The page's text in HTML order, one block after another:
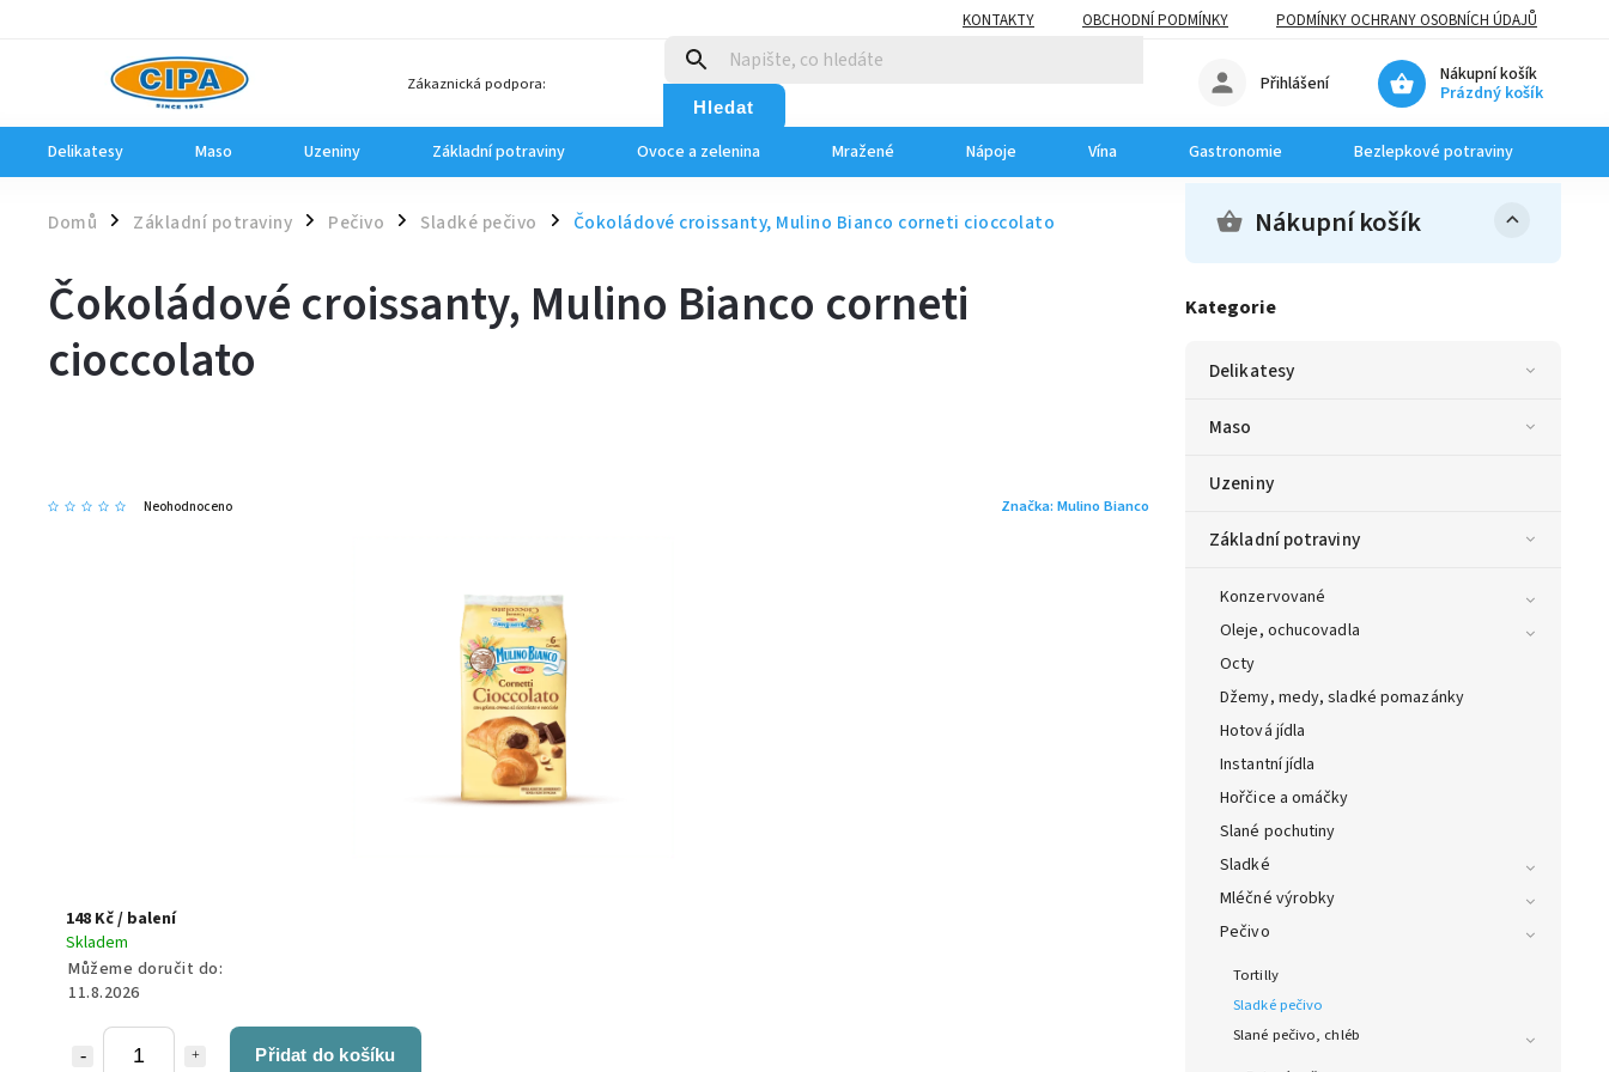
KONTAKTY OBCHODNÍ PODMÍNKY PODMÍNKY OCHRANY OSOBNÍCH ÚDAJŮ
Zákaznická podpora:
Hledat
Nákupní košík
Prázdný košík
Přihlášení
Delikatesy Maso Uzeniny Základní potraviny Ovoce a zelenina Mražené Nápoje Vína Gastronomie Bezlepkové potraviny
Domů / Základní potraviny / Pečivo / Sladké pečivo / Čokoládové croissanty, Mulino Bianco corneti cioccolato Nákupní košík
Kategorie
Delikatesy
Maso
Uzeniny
Základní potraviny
Konzervované
Oleje, ochucovadla
Octy
Džemy, medy, sladké pomazánky
Hotová jídla
Instantní jídla
Hořčice a omáčky
Slané pochutiny
Sladké
Mléčné výrobky
Pečivo
Tortilly
Sladké pečivo
Slané pečivo, chléb
Čokoládové croissanty, Mulino Bianco corneti
cioccolato
Neohodnoceno Značka: Mulino Bianco
148 Kč/ balení
Skladem
Můžeme doručit do:
11.8.2026
Přidat do košíku